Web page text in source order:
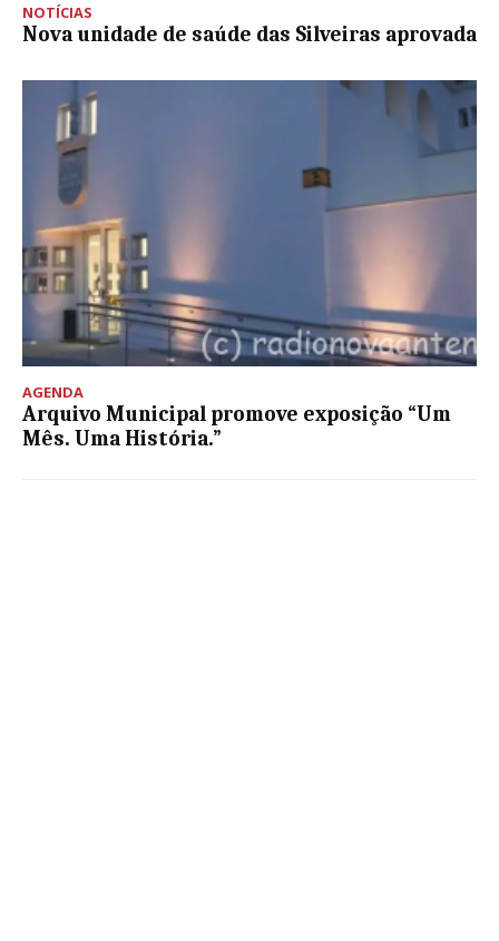
NOTÍCIAS
Nova unidade de saúde das Silveiras aprovada
AGENDA
Arquivo Municipal promove exposição “Um
Mês. Uma História.”